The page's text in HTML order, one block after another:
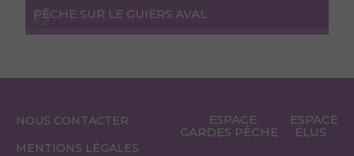
PÊCHE SUR LE GUIERS AVAL
Accéder au lieu
NOUS CONTACTER
MENTIONS LÉGALES
ESPACE
GARDES PÊCHE
ESPACE
ÉLUS